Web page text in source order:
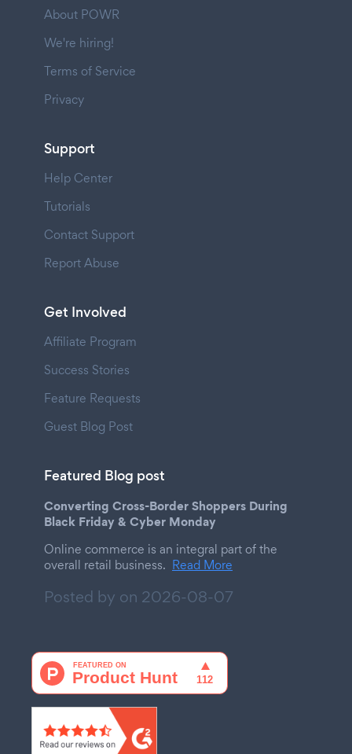
About POWR
We're hiring!
Terms of Service
Privacy
Support
Help Center
Tutorials
Contact Support
Report Abuse
Get Involved
Affiliate Program
Success Stories
Feature Requests
Guest Blog Post
Featured Blog post
Converting Cross-Border Shoppers During
Black Friday & Cyber Monday
Online commerce is an integral part of the
overall retail business. Read More
Posted by on 2026-08-07